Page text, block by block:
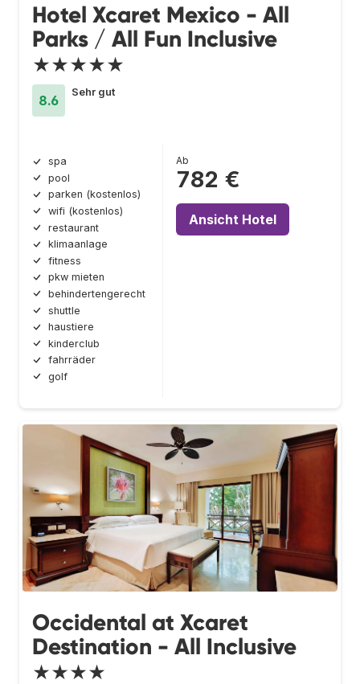
Hotel Xcaret Mexico - All
Parks / All Fun Inclusive
★★★★★
8.6
Sehr gut
spa
pool
parken (kostenlos)
wifi (kostenlos)
restaurant
klimaanlage
fitness
pkw mieten
behindertengerecht
shuttle
haustiere
kinderclub
fahrräder
golf
Ab
782 €
Ansicht Hotel
Occidental at Xcaret
Destination - All Inclusive
★★★★